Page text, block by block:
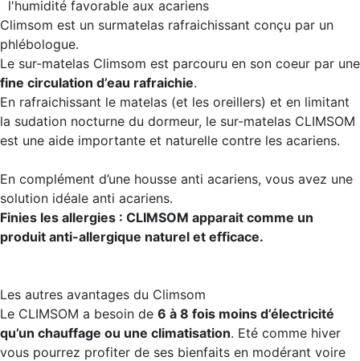
Climsom est un surmatelas rafraichissant conçu par un
phlébologue.
Le sur-matelas Climsom est parcouru en son coeur par une
fine circulation d’eau rafraichie.
En rafraichissant le matelas (et les oreillers) et en limitant
la sudation nocturne du dormeur, le sur-matelas CLIMSOM
est une aide importante et naturelle contre les acariens.
En complément d’une housse anti acariens, vous avez une
solution idéale anti acariens.
Finies les allergies : CLIMSOM apparait comme un
produit anti-allergique naturel et efficace.
Les autres avantages du Climsom
Le CLIMSOM a besoin de 6 à 8 fois moins d’électricité
qu’un chauffage ou une climatisation. Eté comme hiver
vous pourrez profiter de ses bienfaits en modérant voire